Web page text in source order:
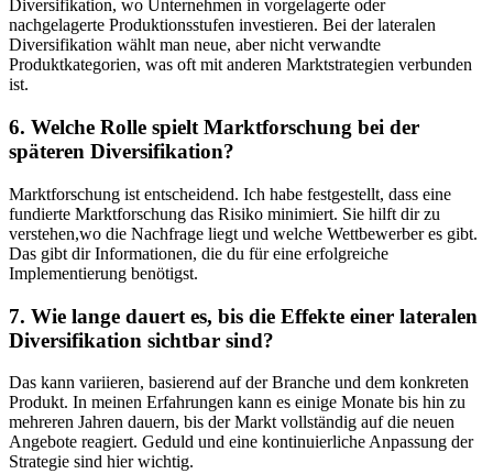
Diversifikation,‌ wo Unternehmen in vorgelagerte ​oder
nachgelagerte Produktionsstufen investieren. ⁢Bei ‌der lateralen
Diversifikation ⁤wählt ​man neue, aber nicht verwandte
Produktkategorien, was oft mit anderen⁢ Marktstrategien verbunden‌
ist.
6. Welche Rolle spielt Marktforschung⁣ bei der
⁢späteren Diversifikation?
Marktforschung ist entscheidend. Ich habe festgestellt, dass ‌eine
fundierte ‍Marktforschung ⁢das‍ Risiko⁢ minimiert. Sie hilft dir zu
‌verstehen,wo ​die‍ Nachfrage liegt⁣ und welche⁤ Wettbewerber‍ es ⁢gibt.
Das gibt​ dir⁣ Informationen, die du für eine ‌erfolgreiche
Implementierung benötigst.
7. ‍Wie lange dauert es, ⁤bis⁣ die Effekte einer lateralen
Diversifikation sichtbar‍ sind?
Das kann variieren, basierend auf der Branche und dem​ konkreten
Produkt.⁤ In meinen Erfahrungen kann es einige Monate bis⁣ hin ⁢zu
mehreren Jahren⁣ dauern,​ bis⁢ der Markt ‍vollständig auf die neuen
Angebote reagiert. Geduld und ‌eine kontinuierliche Anpassung der
Strategie⁤ sind ⁣hier wichtig.